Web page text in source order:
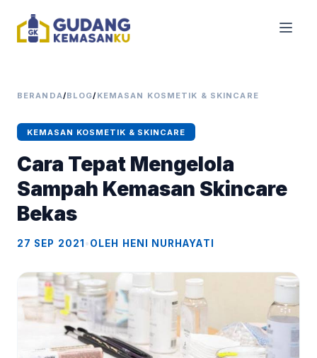
BERANDA/BLOG/ KEMASAN KOSMETIK & SKINCARE
KEMASAN KOSMETIK & SKINCARE
Cara Tepat Mengelola
Sampah Kemasan Skincare
Bekas
27 SEP 2021 •OLEH HENI NURHAYATI